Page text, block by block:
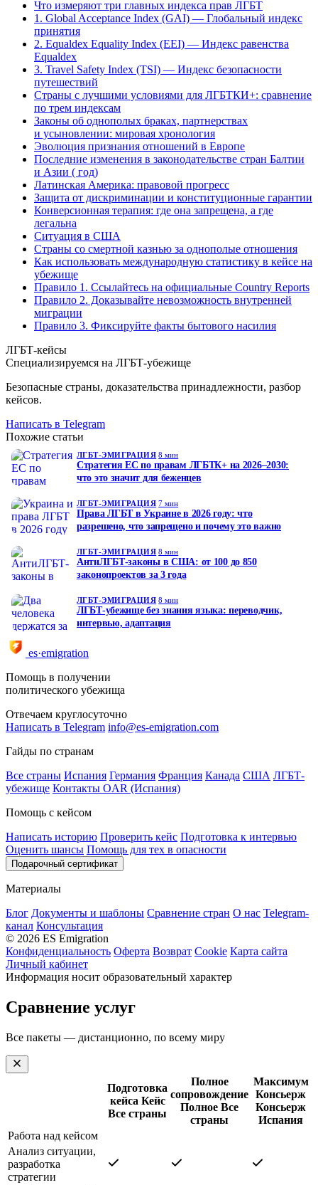
Что измеряют три главных индекса прав ЛГБТ
1. Global Acceptance Index (GAI) — Глобальный индекс
принятия
2. Equaldex Equality Index (EEI) — Индекс равенства
Equaldex
3. Travel Safety Index (TSI) — Индекс безопасности
путешествий
Страны с лучшими условиями для ЛГБТКИ+: сравнение
по трем индексам
Законы об однополых браках, партнерствах
и усыновлении: мировая хронология
Эволюция признания отношений в Европе
Последние изменения в законодательстве стран Балтии
и Азии ( год)
Латинская Америка: правовой прогресс
Защита от дискриминации и конституционные гарантии
Конверсионная терапия: где она запрещена, а где
легальна
Ситуация в США
Страны со смертной казнью за однополые отношения
Как использовать международную статистику в кейсе на
убежище
Правило 1. Ссылайтесь на официальные Country Reports
Правило 2. Доказывайте невозможность внутренней
миграции
Правило 3. Фиксируйте факты бытового насилия
ЛГБТ-кейсы
Специализируемся на ЛГБТ-убежище
Безопасные страны, доказательства принадлежности, разбор
кейсов.
Написать в Telegram
Похожие статьи
ЛГБТ-ЭМИГРАЦИЯ 8 мин
Стратегия ЕС по правам ЛГБТК+ на 2026–2030:
что это значит для беженцев
ЛГБТ-ЭМИГРАЦИЯ 7 мин
Права ЛГБТ в Украине в 2026 году: что
разрешено, что запрещено и почему это важно
ЛГБТ-ЭМИГРАЦИЯ 8 мин
АнтиЛГБТ-законы в США: от 100 до 850
законопроектов за 3 года
ЛГБТ-ЭМИГРАЦИЯ 8 мин
ЛГБТ-убежище без знания языка: переводчик,
интервью, адаптация
es·emigration
Помощь в получении
политического убежища
Отвечаем круглосуточно
Написать в Telegram info@es-emigration.com
Гайды по странам
Все страны Испания Германия Франция Канада США ЛГБТ-
убежище Контакты OAR (Испания)
Помощь с кейсом
Написать историю Проверить кейс Подготовка к интервью
Оценить шансы Помощь для тех в опасности
Подарочный сертификат
Материалы
Блог Документы и шаблоны Сравнение стран О нас Telegram-
канал Консультация
© 2026 ES Emigration
Конфиденциальность Оферта Возврат Cookie Карта сайта
Личный кабинет
Информация носит образовательный характер
Сравнение услуг
Все пакеты — дистанционно, по всему миру
Подготовка
кейса Кейс
Все страны
Полное
сопровождение
Полное Все
страны
Максимум
Консьерж
Консьерж
Испания
Работа над кейсом
Анализ ситуации,
разработка
стратегии